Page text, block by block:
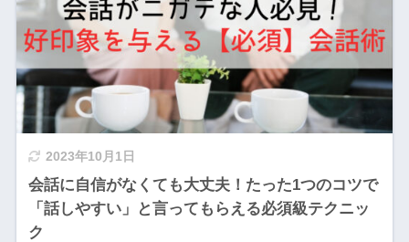
2023年10月1日
会話に自信がなくても大丈夫！たった1つのコツで
「話しやすい」と言ってもらえる必須級テクニッ
ク